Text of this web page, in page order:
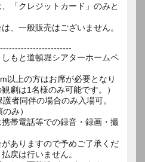
「クレジットカード」のみと
、一般販売はございません。
もと道頓堀シアターホームペ
以上の方はお席が必要となり
劇は1名様のみ可能です。）
者同伴の場合のみ入場可。
み）
帯電話等での録音・録画・撮
ありますので予めご了承くだ
戻は行いません。